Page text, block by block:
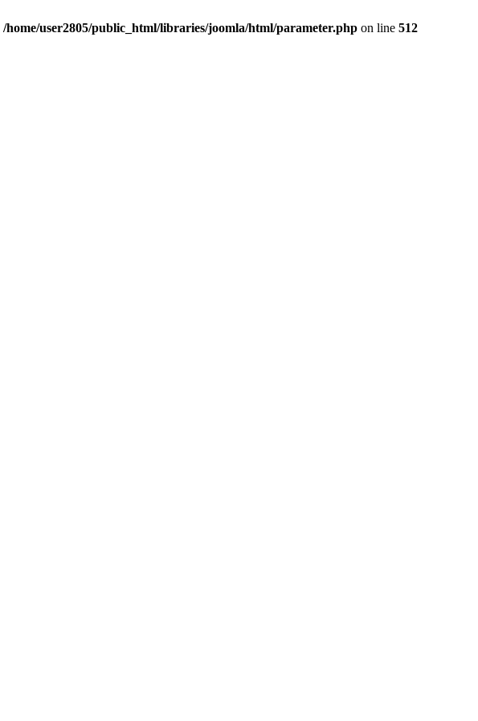
/home/user2805/public_html/libraries/joomla/html/parameter.php on line 512